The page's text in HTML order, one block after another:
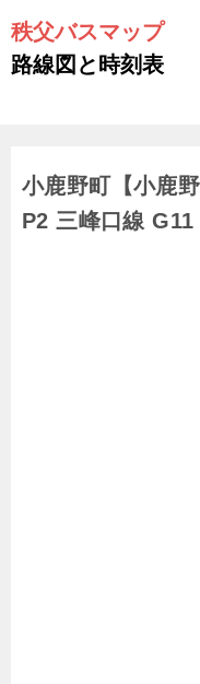
秩父バスマップ
路線図と時刻表
小鹿野町【小鹿
P2 三峰口線